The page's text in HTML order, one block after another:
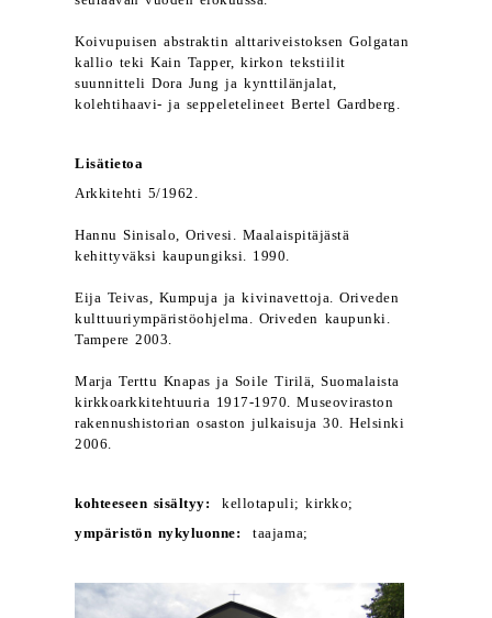
Koivupuisen abstraktin alttariveistoksen Golgatan
kallio teki Kain Tapper, kirkon tekstiilit
suunnitteli Dora Jung ja kynttilänjalat,
kolehtihaavi- ja seppeletelineet Bertel Gardberg.
Lisätietoa
Arkkitehti 5/1962.
Hannu Sinisalo, Orivesi. Maalaispitäjästä
kehittyväksi kaupungiksi. 1990.
Eija Teivas, Kumpuja ja kivinavettoja. Oriveden
kulttuuriympäristöohjelma. Oriveden kaupunki.
Tampere 2003.
Marja Terttu Knapas ja Soile Tirilä, Suomalaista
kirkkoarkkitehtuuria 1917-1970. Museoviraston
rakennushistorian osaston julkaisuja 30. Helsinki
2006.
kohteeseen sisältyy: kellotapuli; kirkko;
ympäristön nykyluonne: taajama;